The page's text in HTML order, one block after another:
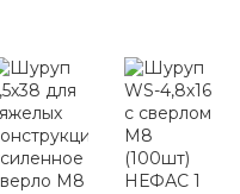
универсальные
МАТЕРИАЛ